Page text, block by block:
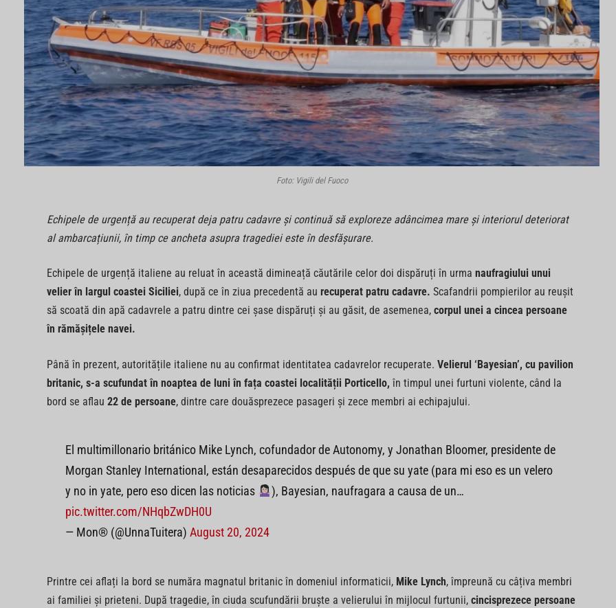
Foto: Vigili del Fuoco
Echipele de urgență au recuperat deja patru cadavre și continuă să exploreze adâncimea mare și interiorul deteriorat
al ambarcațiunii, în timp ce ancheta asupra tragediei este în desfășurare.
Echipele de urgență italiene au reluat în această dimineață căutările celor doi dispăruți în urma naufragiului unui
velier în largul coastei Siciliei, după ce în ziua precedentă au recuperat patru cadavre. Scafandrii pompierilor au reușit
să scoată din apă cadavrele a patru dintre cei șase dispăruți și au găsit, de asemenea, corpul unei a cincea persoane
în rămășițele navei.
Până în prezent, autoritățile italiene nu au confirmat identitatea cadavrelor recuperate. Velierul ‘Bayesian’, cu pavilion
britanic, s-a scufundat în noaptea de luni în fața coastei localității Porticello, în timpul unei furtuni violente, când la
bord se aflau 22 de persoane, dintre care douăsprezece pasageri și zece membri ai echipajului.
El multimillonario británico Mike Lynch, cofundador de Autonomy, y Jonathan Bloomer, presidente de
Morgan Stanley International, están desaparecidos después de que su yate (para mi eso es un velero
y no in yate, pero eso dicen las noticias
), Bayesian, naufragara a causa de un…
pic.twitter.com/NHqbZwDH0U
— Mon® (@UnnaTuitera) August 20, 2024
Printre cei aflați la bord se număra magnatul britanic în domeniul informaticii, Mike Lynch, împreună cu câțiva membri
ai familiei și prieteni. După tragedie, în ciuda scufundării bruște a velierului în mijlocul furtunii,cincisprezece persoane